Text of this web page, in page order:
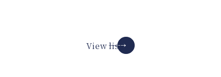
View list